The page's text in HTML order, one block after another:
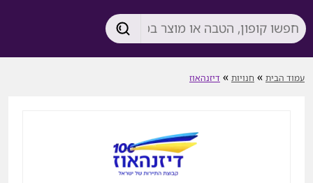
עמוד הבית » חנויות » דיזנהאוז